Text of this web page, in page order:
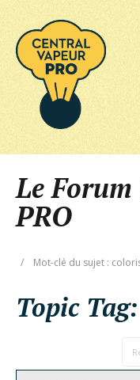
Le
PRO
/ Mot-clé du sujet :
Topic Tag: